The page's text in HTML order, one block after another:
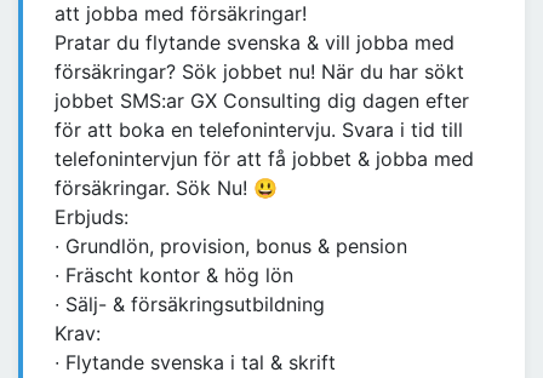
att jobba med försäkringar!
Pratar du flytande svenska & vill jobba med
försäkringar? Sök jobbet nu! När du har sökt
jobbet SMS:ar GX Consulting dig dagen efter
för att boka en telefonintervju. Svara i tid till
telefonintervjun för att få jobbet & jobba med
försäkringar. Sök Nu! 😃
Erbjuds:
∙ Grundlön, provision, bonus & pension
∙ Fräscht kontor & hög lön
∙ Sälj- & försäkringsutbildning
Krav:
∙ Flytande svenska i tal & skrift